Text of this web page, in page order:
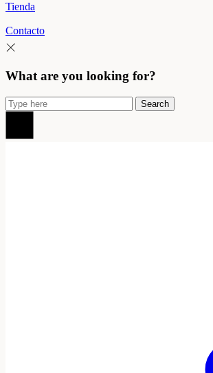
Tienda
Contacto
What are you looking for?
Search